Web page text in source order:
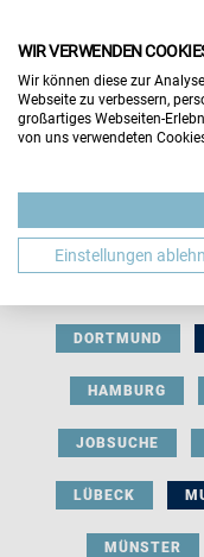
BERUFLICHE
DORTMUND
HAMBURG
JOBSUCHE
LÜBECK
MÜNSTER
WIR VERWENDEN
Wir können diese zur
Webseite zu verbessern,
großartiges Webseiten-
von uns verwendeten
Einstellungen